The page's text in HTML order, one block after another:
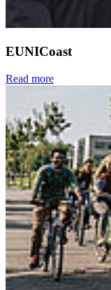
EUNICoast
Read more
Go to slide 1
Go to slide 2
Go to slide 3
Go to slide 4
Go to slide 5
Go to slide 6
Go to slide 7
Go to slide 8
Go to slide 9